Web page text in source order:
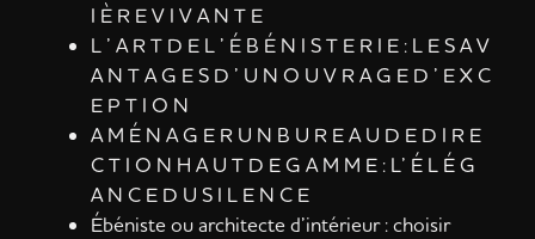
I È R E V I V A N T E
L ’ A R T D E L ’ É B É N I S T E R I E : L E S A V
A N T A G E S D ’ U N O U V R A G E D ’ E X C
E P T I O N
A M É N A G E R U N B U R E A U D E D I R E
C T I O N H A U T D E G A M M E : L’ É L É G
A N C E D U S I L E N C E
Ébéniste ou architecte d’intérieur : choisir